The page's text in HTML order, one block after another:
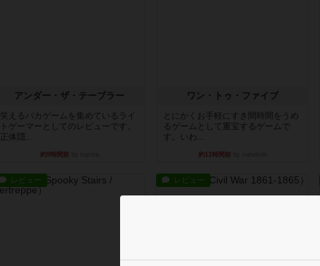
アンダー・ザ・テーブラー
笑えるバカゲームを集めているライ
トゲーマーとしてのレビューです。
正体隠...
約9時間前
ワン・トゥ・ファイブ
とにかくお手軽にすき間時間をうめ
るゲームとして重宝するゲームで
す。いわ...
約11時間前
レビュー レビュー